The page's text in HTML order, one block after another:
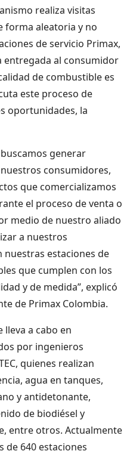
realiza visitas
forma aleatoria y no
de servicio Primax,
entregada al consumidor
de combustible es
este proceso de
oportunidades, la
generar
consumidores,
que comercializamos
el proceso de venta o
medio de nuestro aliado
a nuestros
nuestras estaciones de
que cumplen con los
y de medida”, explicó
de Primax Colombia.
lleva a cabo en
por ingenieros
quienes realizan
agua en tanques,
y antidetonante,
de biodiésel y
entre otros. Actualmente
de 640 estaciones